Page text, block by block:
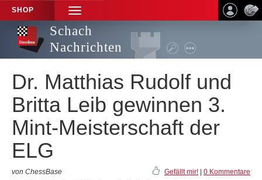
SHOP
TOGGLE
NAVIGATION
Schach
Nachrichten
Dr. Matthias Rudolf und
Britta Leib gewinnen 3.
Mint-Meisterschaft der
ELG
von ChessBase Gefällt mir! 0 Kommentare